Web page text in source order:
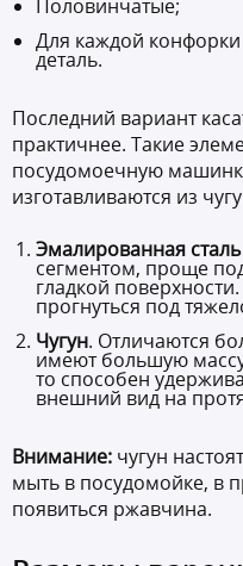
Половинчатые;
Для каждой
деталь.
Последний вариант
практичнее. Такие
посудомоечную
изготавливаются из
Эмалированная сталь
сегментом, проще
гладкой
прогнуться под
Чугун. Отличаются
имеют большую
то способен
внешний вид на
Внимание: чугун
мыть в посудомойке, в
появиться ржавчина.